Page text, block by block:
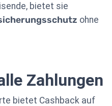
bietet sie
ohne
Zahlungen
bietet Cashback auf